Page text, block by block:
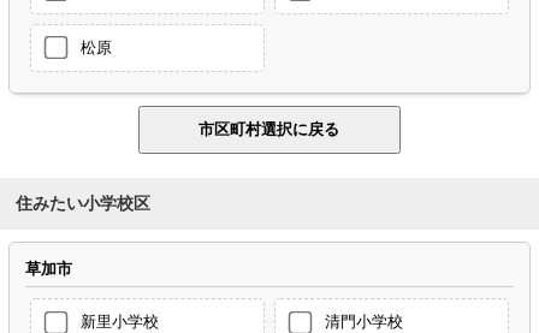
松原
住みたい小学校区
草加市
新里小学校 清門小学校